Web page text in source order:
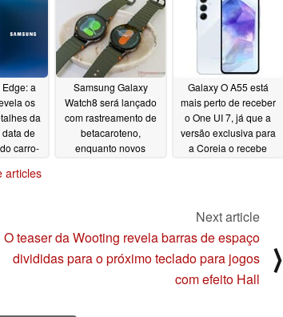
a
os
da
de
carro-
Samsung Galaxy
Watch8 será lançado
com rastreamento de
betacaroteno,
enquanto novos
Galaxy O A55 está
mais perto de receber
o One UI 7, já que a
versão exclusiva para
a Coreia o recebe
articles
Next article
O teaser da Wooting revela barras de espaço
divididas para o próximo teclado para jogos
com efeito Hall
⟩